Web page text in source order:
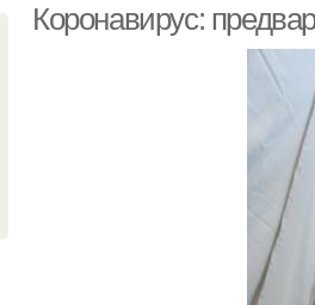
Коронавирус: